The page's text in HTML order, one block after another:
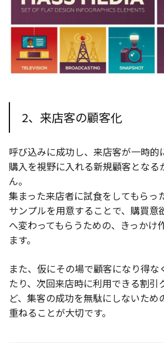
2、来店客の顧客化
呼び込みに成功し、来店客が一時的
購入を視野に入れる新規顧客となる
ん。
集まった来店者に試食をしてもらっ
サンプルを用意することで、購買意
へ変わってもらうための、きっかけ
ます。
また、仮にその場で顧客になり得な
たり、次回来店時に利用できる割引
ど、集客の成功を無駄にしないため
重ねることが大切です。